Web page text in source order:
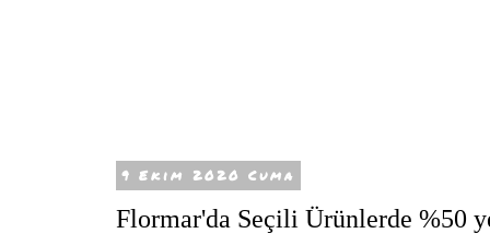
9 Ekim 2020 Cuma
Flormar'da Seçili Ürünlerde %50